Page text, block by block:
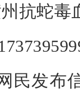
抗蛇毒
民发布